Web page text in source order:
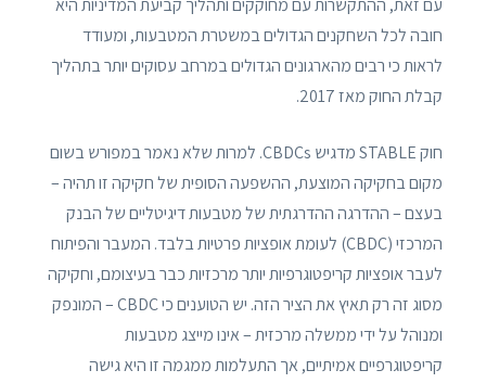
עם זאת, ההתקשרות עם מחוקקים ותהליך קביעת המדיניות היא
חובה לכל השחקנים הגדולים במשטרת המטבעות, ומעודד
לראות כי רבים מהארגונים הגדולים במרחב עסוקים יותר בתהליך
קבלת החוק מאז 2017.
חוק STABLE מדגיש CBDCs. למרות שלא נאמר במפורש בשום
מקום בחקיקה המוצעת, ההשפעה הסופית של חקיקה זו תהיה –
בעצם – ההדרגה ההדרגתית של מטבעות דיגיטליים של הבנק
המרכזי (CBDC) לעומת אופציות פרטיות בלבד. המעבר והפיתוח
לעבר אופציות קריפטוגרפיות יותר מרכזיות כבר בעיצומם, וחקיקה
מסוג זה רק תאיץ את הציר הזה. יש הטוענים כי CBDC – המונפק
ומנוהל על ידי ממשלה מרכזית – אינו מייצג מטבעות
קריפטוגרפיים אמיתיים, אך התעלמות ממגמה זו היא גישה